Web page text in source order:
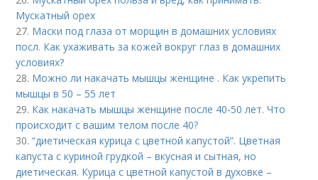
Мускатный орех
27. Маски под глаза от морщин в домашних условиях
посл. Как ухаживать за кожей вокруг глаз в домашних
условиях?
28. Можно ли накачать мышцы женщине . Как укрепить
мышцы в 50 – 55 лет
29. Как накачать мышцы женщине после 40-50 лет. Что
происходит с вашим телом после 40?
30.“диетическая курица с цветной капустой”. Цветная
капуста с куриной грудкой – вкусная и сытная, но
диетическая. Курица с цветной капустой в духовке –